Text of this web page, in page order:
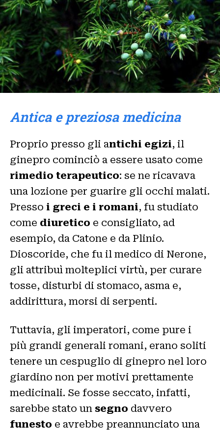
Antica e preziosa medicina
Proprio presso gli antichi egizi, il
ginepro cominciò a essere usato come
rimedio terapeutico: se ne ricavava
una lozione per guarire gli occhi malati.
Presso i greci e i romani, fu studiato
come diuretico e consigliato, ad
esempio, da Catone e da Plinio.
Dioscoride, che fu il medico di Nerone,
gli attribuì molteplici virtù, per curare
tosse, disturbi di stomaco, asma e,
addirittura, morsi di serpenti.
Tuttavia, gli imperatori, come pure i
più grandi generali romani, erano soliti
tenere un cespuglio di ginepro nel loro
giardino non per motivi prettamente
medicinali. Se fosse seccato, infatti,
sarebbe stato un segno davvero
funesto e avrebbe preannunciato una